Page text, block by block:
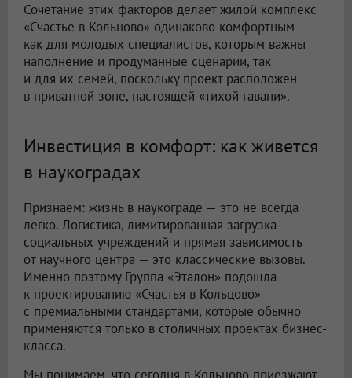
Сочетание этих факторов делает жилой комплекс
«Счастье в Кольцово» одинаково комфортным
как для молодых специалистов, которым важны
наполнение и продуманные сценарии, так
и для их семей, поскольку проект расположен
в приватной зоне, настоящей «тихой гавани».
Инвестиция в комфорт: как живется
в наукоградах
Признаем: жизнь в наукограде — это не всегда
легко. Логистика, лимитированная загрузка
социальных учреждений и прямая зависимость
от научного центра — это классические вызовы.
Именно поэтому Группа «Эталон» подошла
к проектированию «Счастья в Кольцово»
с премиальными стандартами, которые обычно
применяются только в столичных проектах бизнес-
класса.